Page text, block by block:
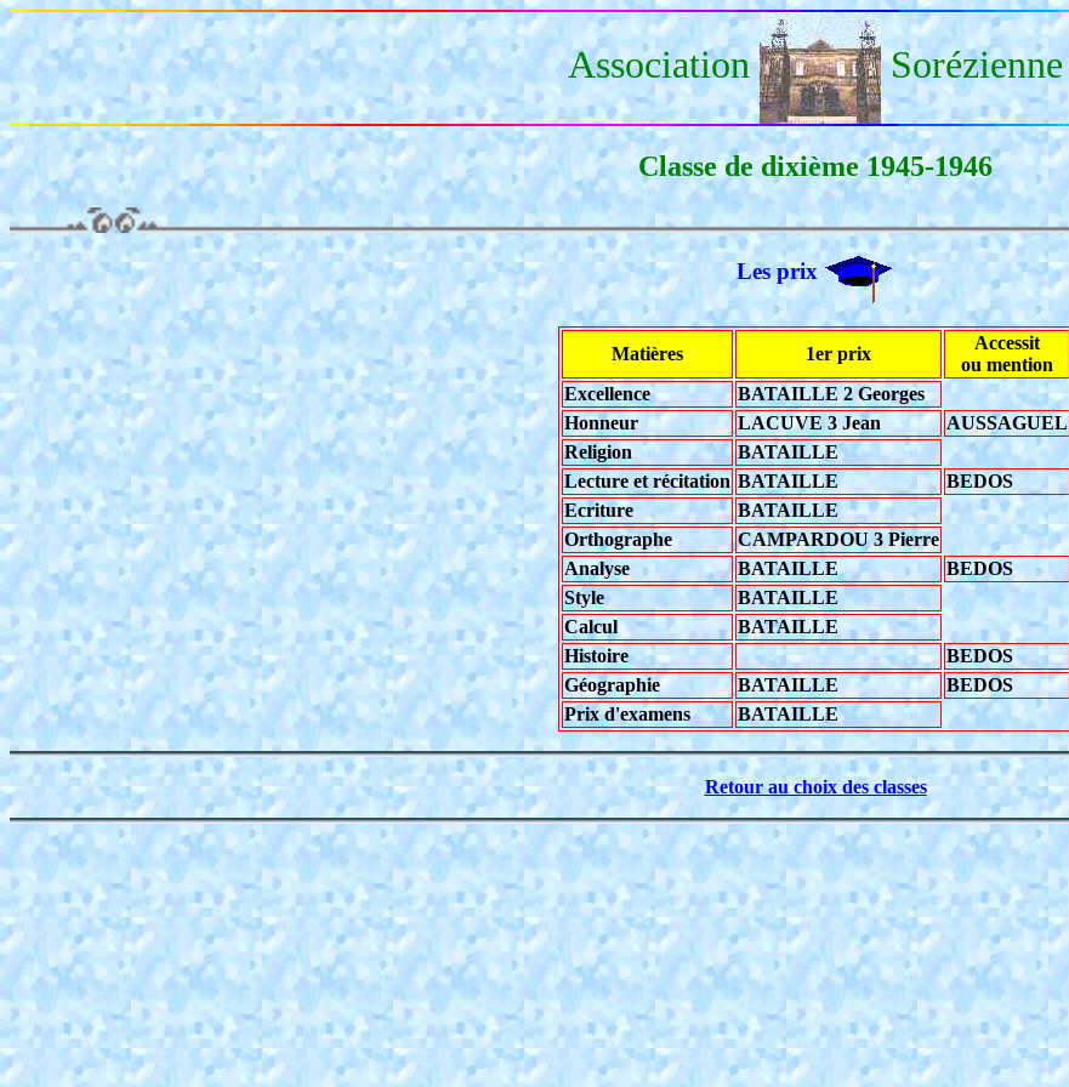
Association Sorézienne
Classe de dixième 1945-1946
Les prix
Matières 1er prix
Accessit
ou mention
Excellence
BATAILLE 2 Georges
Honneur
LACUVE 3 Jean
AUSSAGUEL
Religion
BATAILLE
Lecture et récitation BATAILLE
BEDOS
Ecriture
BATAILLE
Orthographe
CAMPARDOU 3 Pierre
Analyse
BATAILLE
BEDOS
Style
BATAILLE
Calcul
BATAILLE
Histoire
BEDOS
Géographie
BATAILLE
BEDOS
Prix d'examens
BATAILLE
Retour au choix des classes